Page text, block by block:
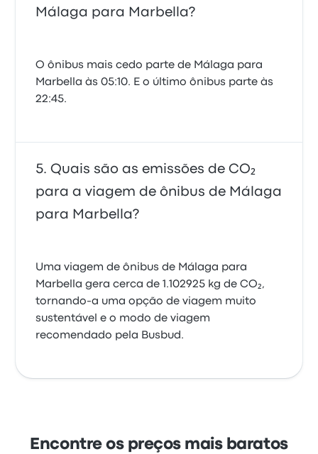
Málaga para Marbella?
O ônibus mais cedo parte de Málaga para
Marbella às 05:10. E o último ônibus parte às
22:45.
Quais são as emissões de CO₂
para a viagem de ônibus de Málaga
para Marbella?
Uma viagem de ônibus de Málaga para
Marbella gera cerca de 1.102925 kg de CO₂,
tornando-a uma opção de viagem muito
sustentável e o modo de viagem
recomendado pela Busbud.
Encontre os preços mais baratos